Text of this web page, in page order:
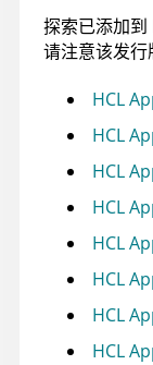
探索已添加到
请注意该发行
HCL
HCL
HCL
HCL
HCL
HCL
HCL
HCL